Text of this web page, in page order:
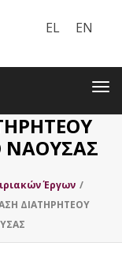
EL EN
ΝΑΟΥΣΑΣ
Έργων /
ΔΙΑΤΗΡΗΤΕΟΥ